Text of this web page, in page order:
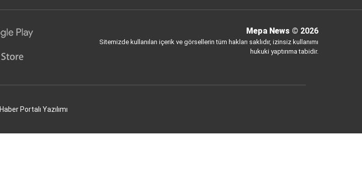
Mepa News © 2026
Sitemizde kullanılan içerik ve görsellerin tüm hakları saklıdır, izinsiz kullanımı
hukuki yaptırıma tabidir.
Haber Portalı Yazılımı